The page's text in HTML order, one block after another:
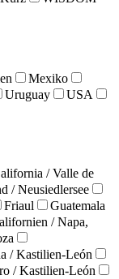
Mexiko
Uruguay
USA
/ Valle de
/ Neusiedlersee
Friaul
Guatemala
/ Napa,
/ Kastilien-León
/ Kastilien-León